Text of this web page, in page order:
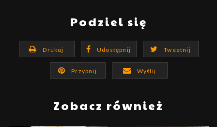
Podziel się
Drukuj Udostępnij Tweetnij
Przypnij Wyślij
Zobacz również